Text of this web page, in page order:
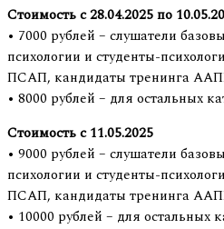
Стоимость с 28.04.2025 по
• 7000 рублей – слушатели
психологии и студенты-
ПСАП, кандидаты тренинга
• 8000 рублей – для остальных
Стоимость с 11.05.2025
• 9000 рублей – слушатели
психологии и студенты-
ПСАП, кандидаты тренинга
• 10000 рублей – для остальных